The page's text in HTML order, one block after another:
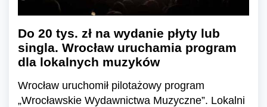
Do 20 tys. zł na wydanie płyty lub
singla. Wrocław uruchamia program
dla lokalnych muzyków
Wrocław uruchomił pilotażowy program
„Wrocławskie Wydawnictwa Muzyczne”. Lokalni